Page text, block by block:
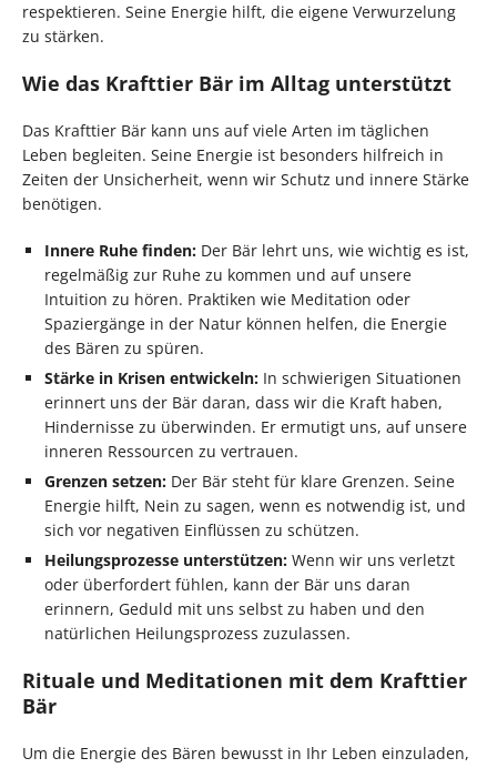
respektieren. Seine Energie hilft, die eigene Verwurzelung
zu stärken.
Wie das Krafttier Bär im Alltag unterstützt
Das Krafttier Bär kann uns auf viele Arten im täglichen
Leben begleiten. Seine Energie ist besonders hilfreich in
Zeiten der Unsicherheit, wenn wir Schutz und innere Stärke
benötigen.
Innere Ruhe finden: Der Bär lehrt uns, wie wichtig es ist,
regelmäßig zur Ruhe zu kommen und auf unsere
Intuition zu hören. Praktiken wie Meditation oder
Spaziergänge in der Natur können helfen, die Energie
des Bären zu spüren.
Stärke in Krisen entwickeln: In schwierigen Situationen
erinnert uns der Bär daran, dass wir die Kraft haben,
Hindernisse zu überwinden. Er ermutigt uns, auf unsere
inneren Ressourcen zu vertrauen.
Grenzen setzen: Der Bär steht für klare Grenzen. Seine
Energie hilft, Nein zu sagen, wenn es notwendig ist, und
sich vor negativen Einflüssen zu schützen.
Heilungsprozesse unterstützen: Wenn wir uns verletzt
oder überfordert fühlen, kann der Bär uns daran
erinnern, Geduld mit uns selbst zu haben und den
natürlichen Heilungsprozess zuzulassen.
Rituale und Meditationen mit dem Krafttier
Bär
Um die Energie des Bären bewusst in Ihr Leben einzuladen,